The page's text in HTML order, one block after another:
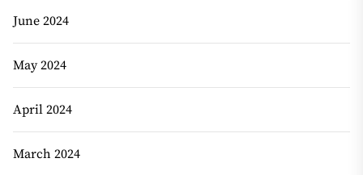
June 2024
May 2024
April 2024
March 2024